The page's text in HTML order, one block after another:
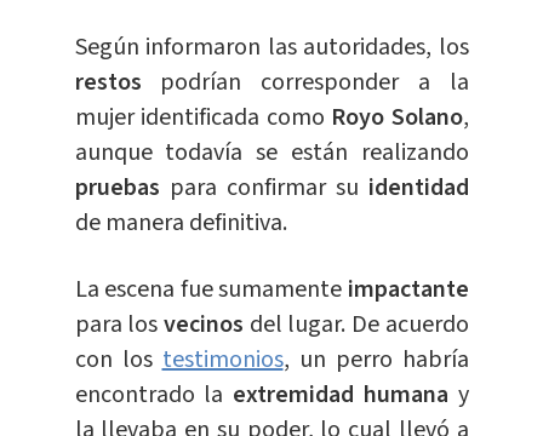
Según informaron las autoridades, los
restos podrían corresponder a la
mujer identificada como Royo Solano,
aunque todavía se están realizando
pruebas para confirmar su identidad
de manera definitiva.
La escena fue sumamente impactante
para losvecinos del lugar. De acuerdo
con lostestimonios, un perro habría
encontrado la extremidad humana y